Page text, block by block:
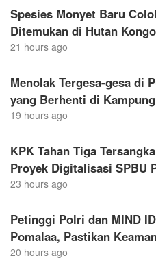
Spesies Monyet Baru
Ditemukan di Hutan Kongo
21 hours ago
Menolak Tergesa-gesa di
yang Berhenti di
19 hours ago
KPK Tahan Tiga
Proyek Digitalisasi SPBU
23 hours ago
Petinggi Polri dan MIND
Pomalaa, Pastikan
20 hours ago